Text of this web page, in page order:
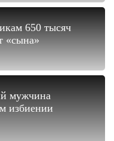
650 тысяч
«сына»
мужчина
избиении